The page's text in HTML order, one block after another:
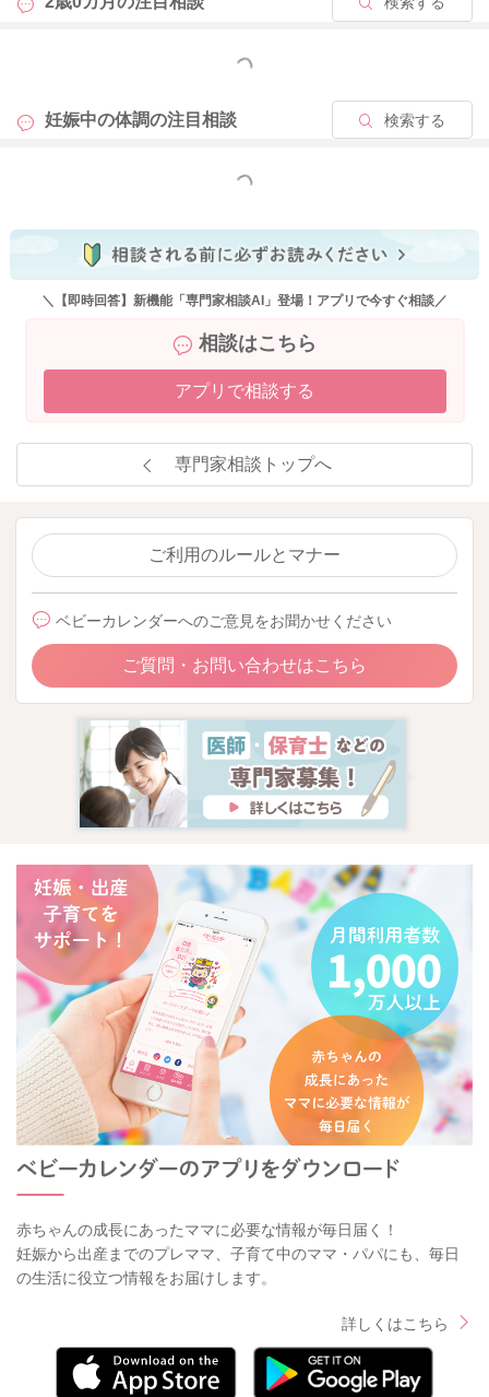
もっと見る
妊娠中の体調の注目相談 検索する
もっと見る
＼【即時回答】新機能「専門家相談AI」登場！アプリで今すぐ相談／
相談はこちら
アプリで相談する
専門家相談トップへ
ご利用のルールとマナー
ベビーカレンダーへのご意見をお聞かせください
ご質問・お問い合わせはこちら
赤ちゃんの成長にあったママに必要な情報が毎日届く！
妊娠から出産までのプレママ、子育て中のママ・パパにも、毎日
の生活に役立つ情報をお届けします。
詳しくはこちら